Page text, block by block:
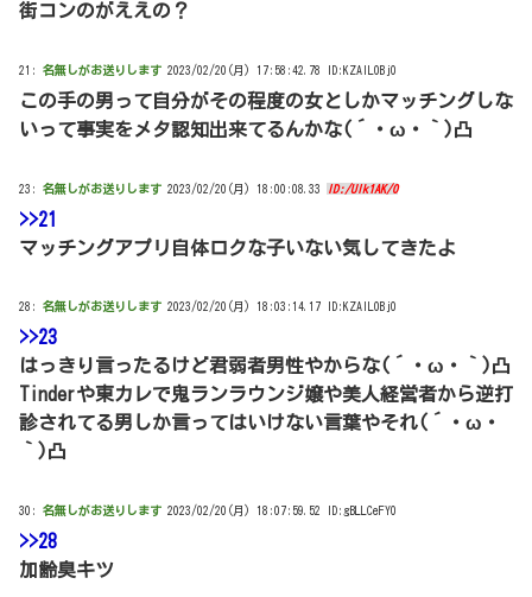
街コンのがええの？
21: 名無しがお送りします 2023/02/20(月) 17:58:42.78 ID:KZAIL0Bj0
この手の男って自分がその程度の女としかマッチングしな
いって事実をメタ認知出来てるんかな(´・ω・｀)凸
23: 名無しがお送りします 2023/02/20(月) 18:00:08.33 ID:/Ulk1AK/0
>>21
マッチングアプリ自体ロクな子いない気してきたよ
28: 名無しがお送りします 2023/02/20(月) 18:03:14.17 ID:KZAIL0Bj0
>>23
はっきり言ったるけど君弱者男性やからな(´・ω・｀)凸
Tinderや東カレで鬼ランラウンジ嬢や美人経営者から逆打
診されてる男しか言ってはいけない言葉やそれ(´・ω・
｀)凸
30: 名無しがお送りします 2023/02/20(月) 18:07:59.52 ID:gBLLCeFY0
>>28
加齢臭キツ